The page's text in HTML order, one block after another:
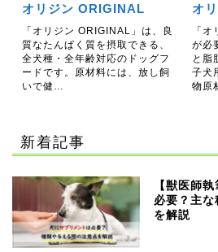
オリジン ORIGINAL
「オリジン ORIGINAL」は、良
質なたんぱく質を摂取できる、
全犬種・全年齢対応のドッグフ
ードです。原材料には、放し飼
いで健…
オ
「
が必
と脂
子犬
物原
新着記事
【獣医師
必要？主
を解説